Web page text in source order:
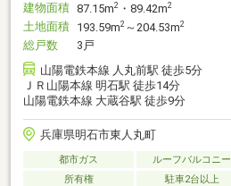
建物面積 87.15m2 ・89.42m2
土地面積 193.59m2 ～204.53m2
総戸数
3戸
山陽電鉄本線 人丸前駅 徒歩5分
ＪＲ山陽本線 明石駅 徒歩14分
山陽電鉄本線 大蔵谷駅 徒歩9分
兵庫県明石市東人丸町
都市ガス ルーフバルコニー
所有権
駐車2台以上